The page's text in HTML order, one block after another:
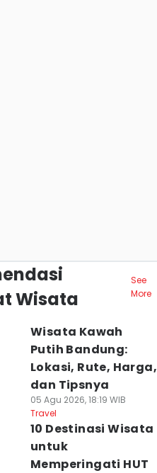
Wisata
See
More
Wisata Kawah
Putih Bandung:
Lokasi, Rute, Harga,
dan Tipsnya
05 Agu 2026, 18:19 WIB
Travel
10 Destinasi Wisata
untuk
Memperingati HUT